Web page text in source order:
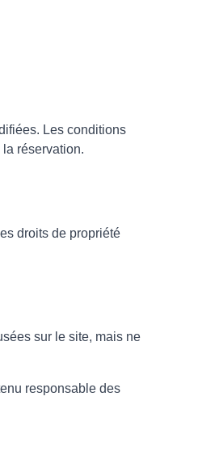
Les conditions
réservation.
droits de propriété
sur le site, mais ne
responsable des